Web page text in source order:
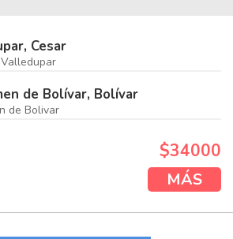
Cesar
de Bolívar, Bolívar
de Bolivar
$34000
MÁS